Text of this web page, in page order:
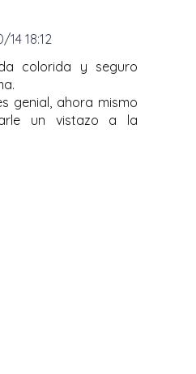
14 18:12
colorida y seguro
genial, ahora mismo
un vistazo a la